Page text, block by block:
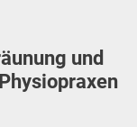
und